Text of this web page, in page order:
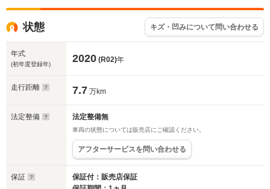
状態 キズ・凹みについて問い合わせる
年式
(初年度登録年) 2020 (R02)年
走行距離 7.7 万km
法定整備 法定整備無
車両の状態については販売店にご確認ください。
アフターサービスを問い合わせる
保証
保証付：販売店保証